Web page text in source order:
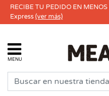
RECIBE TU PEDIDO EN
Express(ver más)
MENU